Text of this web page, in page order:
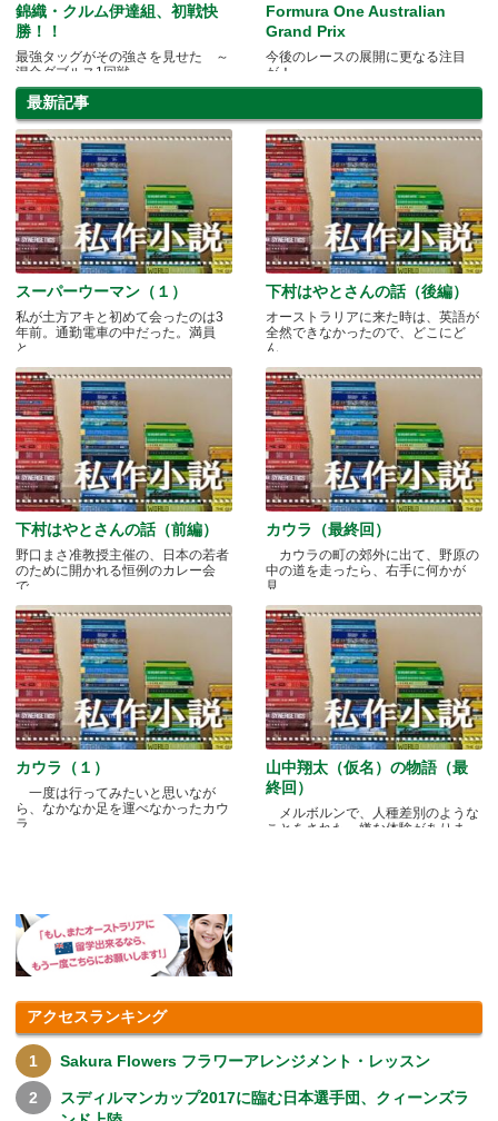
錦織・クルム伊達組、初戦快
勝！！
最強タッグがその強さを見せた ～
混合ダブルス1回戦～
Formura One Australian
Grand Prix
今後のレースの展開に更なる注目
が！
最新記事
スーパーウーマン（１）
私が土方アキと初めて会ったのは3
年前。通勤電車の中だった。満員
と.....
下村はやとさんの話（後編）
オーストラリアに来た時は、英語が
全然できなかったので、どこにど
ん.....
下村はやとさんの話（前編）
野口まさ准教授主催の、日本の若者
のために開かれる恒例のカレー会
で.....
カウラ（最終回）
カウラの町の郊外に出て、野原の
中の道を走ったら、右手に何かが
見.....
カウラ（１）
一度は行ってみたいと思いなが
ら、なかなか足を運べなかったカウ
ラ.....
山中翔太（仮名）の物語（最
終回）
メルボルンで、人種差別のような
ことをされた、嫌な体験がありま
アクセスランキング
Sakura Flowers フラワーアレンジメント・レッスン
スディルマンカップ2017に臨む日本選手団、クィーンズラ